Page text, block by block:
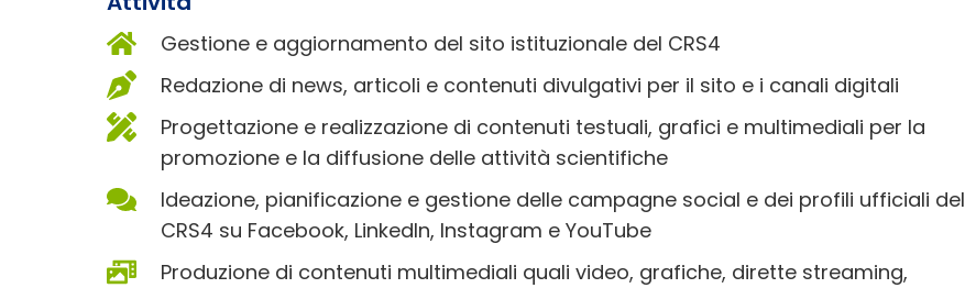
Gestione e aggiornamento del sito istituzionale del CRS4
Redazione di news, articoli e contenuti divulgativi per il sito e i canali digitali
Progettazione e realizzazione di contenuti testuali, grafici e multimediali per la
promozione e la diffusione delle attività scientifiche
Ideazione, pianificazione e gestione delle campagne social e dei profili ufficiali del
CRS4 su Facebook, LinkedIn, Instagram e YouTube
Produzione di contenuti multimediali quali video, grafiche, dirette streaming,